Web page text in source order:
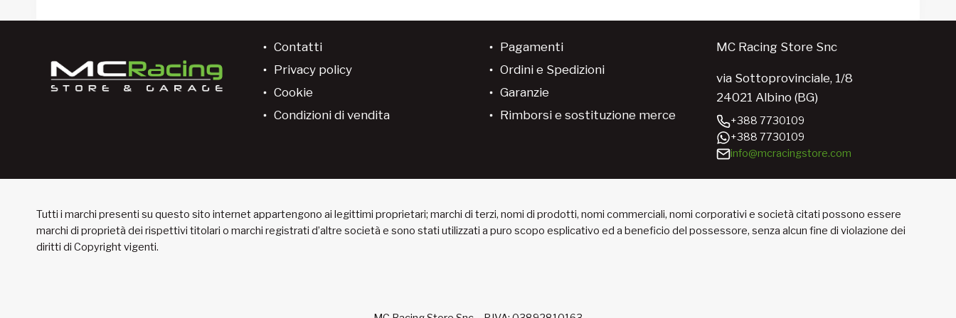
Contatti
Privacy policy
Cookie
Condizioni di vendita
Pagamenti
Ordini e Spedizioni
Garanzie
Rimborsi e sostituzione merce
MC Racing Store Snc
via Sottoprovinciale, 1/8
24021 Albino (BG)
+388 7730109
+388 7730109
info@mcracingstore.com
Tutti i marchi presenti su questo sito internet appartengono ai legittimi proprietari; marchi di terzi, nomi di prodotti, nomi commerciali, nomi corporativi e società citati possono essere
marchi di proprietà dei rispettivi titolari o marchi registrati d’altre società e sono stati utilizzati a puro scopo esplicativo ed a beneficio del possessore, senza alcun fine di violazione dei
diritti di Copyright vigenti.